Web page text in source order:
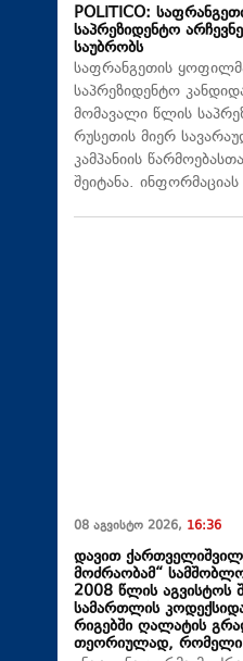
POLITICO:
საპრეზიდენტო
საუბრობს
საფრანგეთის
საპრეზიდენტო
მომავალი წლის
რუსეთის მიერ
კამპანიის
შეიტანა.
08 აგვისტო 2026, 16:36
დავით
მოძრაობამ“
2008 წლის აგვისტოს
სამართლის
რიგებში ღალატის
თეორიულად, რომელი